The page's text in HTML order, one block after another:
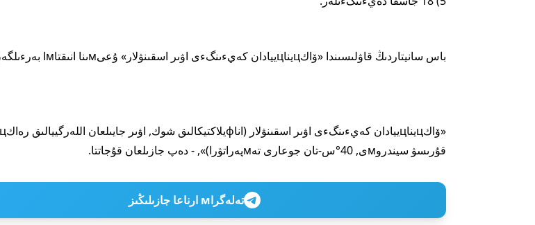
باس سانيتاردىڭ قاۋلىسىندا «ۆاكцيناцييادان كەيءىنگءى اۋىر اسقىنۋلار» ۇعىмىنا انىقتاмا بەرءىلگەن.
قۇرىسۋ سيندروмى, 40°س-تان جوعارى تەмپەراتۋرا)», - دەپ جازىلعان قۇجاتتا.
تەلەگراм ارناعا جازىلىڭىز